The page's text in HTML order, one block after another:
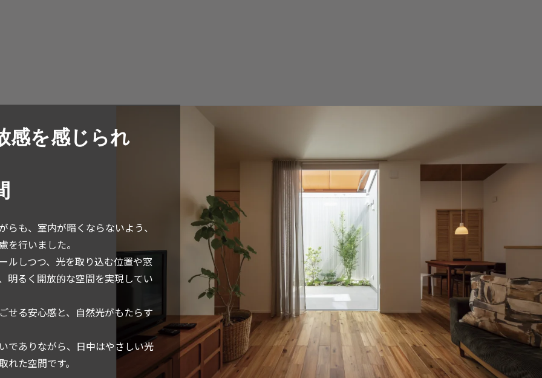
感を感じられ
らも、室内が暗くならないよう、
を行いました。
ルしつつ、光を取り込む位置や窓
明るく開放的な空間を実現してい
せる安心感と、自然光がもたらす
でありながら、日中はやさしい光
た空間です。